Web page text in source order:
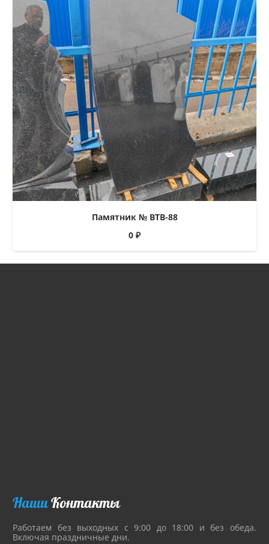
Памятник № ВТВ-88
0 ₽
НашиКонтакты
Работаем без выходных с 9:00 до 18:00 и без обеда.
Включая праздничные дни.